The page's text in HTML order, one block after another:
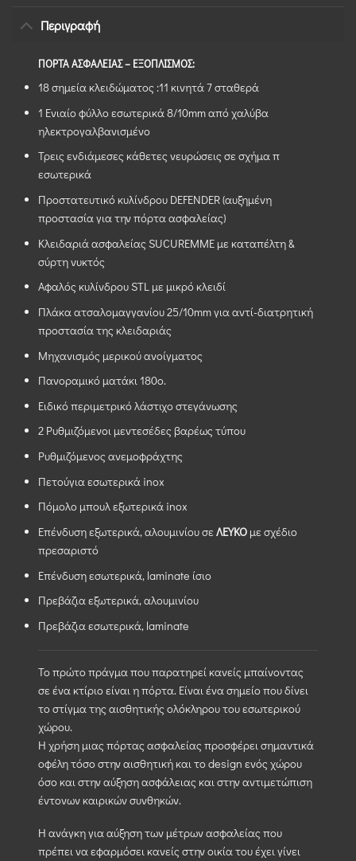
Περιγραφή
ΠΟΡΤΑ ΑΣΦΑΛΕΙΑΣ – ΕΞΟΠΛΙΣΜΟΣ:
18 σημεία κλειδώματος :11 κινητά 7 σταθερά
1 Ενιαίο φύλλο εσωτερικά 8/10mm από χαλύβα
ηλεκτρογαλβανισμένο
Τρεις ενδιάμεσες κάθετες νευρώσεις σε σχήμα π
εσωτερικά
Προστατευτικό κυλίνδρου DEFENDER (αυξημένη
προστασία για την πόρτα ασφαλείας)
Κλειδαριά ασφαλείας SUCUREMME με καταπέλτη &
σύρτη νυκτός
Aφαλός κυλίνδρου STL με μικρό κλειδί
Πλάκα ατσαλομαγγανίου 25/10mm για αντί-διατρητική
προστασία της κλειδαριάς
Μηχανισμός μερικού ανοίγματος
Πανοραμικό ματάκι 180ο.
Ειδικό περιμετρικό λάστιχο στεγάνωσης
2 Ρυθμιζόμενοι μεντεσέδες βαρέως τύπου
Ρυθμιζόμενος ανεμοφράχτης
Πετούγια εσωτερικά inox
Πόμολο μπουλ εξωτερικά inox
Επένδυση εξωτερικά, αλουμινίου σεΛΕΥΚΟ με σχέδιο
πρεσαριστό
Επένδυση εσωτερικά, laminate ίσιο
Πρεβάζια εξωτερικά, αλουμινίου
Πρεβάζια εσωτερικά, laminate
Το πρώτο πράγμα που παρατηρεί κανείς μπαίνοντας
σε ένα κτίριο είναι η πόρτα. Είναι ένα σημείο που δίνει
το στίγμα της αισθητικής ολόκληρου του εσωτερικού
χώρου.
Η χρήση μιας πόρτας ασφαλείας προσφέρει σημαντικά
οφέλη τόσο στην αισθητική και το design ενός χώρου
όσο και στην αύξηση ασφάλειας και στην αντιμετώπιση
έντονων καιρικών συνθηκών.
Η ανάγκη για αύξηση των μέτρων ασφαλείας που
πρέπει να εφαρμόσει κανείς στην οικία του έχει γίνει